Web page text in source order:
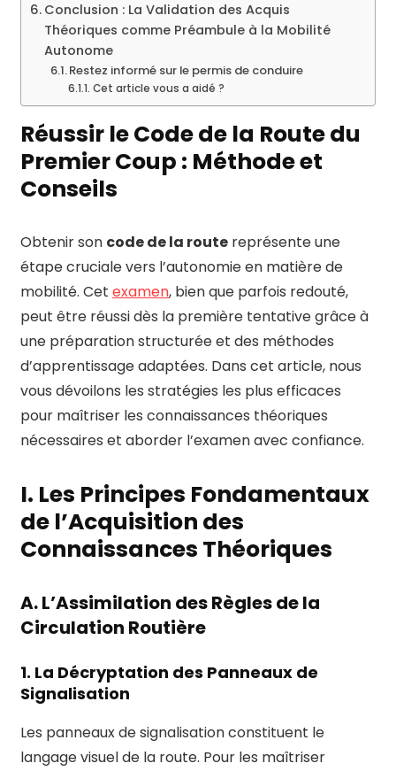
Conclusion : La Validation des Acquis
Théoriques comme Préambule à la Mobilité
Autonome
Restez informé sur le permis de conduire
Cet article vous a aidé ?
Réussir le Code de la Route du
Premier Coup : Méthode et
Conseils
Obtenir son code de la route représente une
étape cruciale vers l’autonomie en matière de
mobilité. Cet examen, bien que parfois redouté,
peut être réussi dès la première tentative grâce à
une préparation structurée et des méthodes
d’apprentissage adaptées. Dans cet article, nous
vous dévoilons les stratégies les plus efficaces
pour maîtriser les connaissances théoriques
nécessaires et aborder l’examen avec confiance.
I. Les Principes Fondamentaux
de l’Acquisition des
Connaissances Théoriques
A. L’Assimilation des Règles de la
Circulation Routière
1. La Décryptation des Panneaux de
Signalisation
Les panneaux de signalisation constituent le
langage visuel de la route. Pour les maîtriser